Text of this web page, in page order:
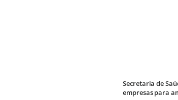
Secretaria de
empresas para